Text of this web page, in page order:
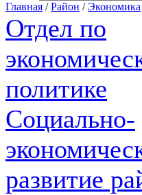
Главная /Район /Экономика
Отдел по
политике
Социально-
развитие